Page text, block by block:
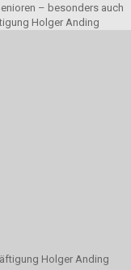
– besonders auch
Holger Anding
Holger Anding